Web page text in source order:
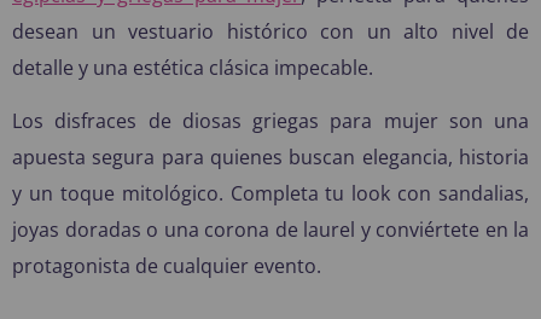
desean un vestuario histórico con un alto nivel de
detalle y una estética clásica impecable.
Los disfraces de diosas griegas para mujer son una
apuesta segura para quienes buscan elegancia, historia
y un toque mitológico. Completa tu look con sandalias,
joyas doradas o una corona de laurel y conviértete en la
protagonista de cualquier evento.